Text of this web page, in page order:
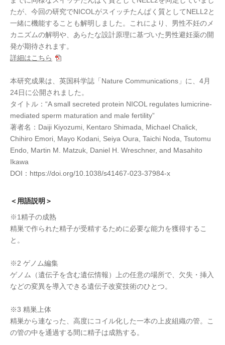
たが、今回の研究でNICOLがスイッチたんぱく質としてNELL2と
一緒に機能することも解明しました。これにより、男性不妊のメ
カニズムの解明や、あらたな設計原理に基づいた男性避妊薬の開
発が期待されます。
詳細はこちら
本研究成果は、英国科学誌「Nature Communications」に、4月
24日に公開されました。
タイトル：“A small secreted protein NICOL regulates lumicrine-
mediated sperm maturation and male fertility”
著者名：Daiji Kiyozumi, Kentaro Shimada, Michael Chalick,
Chihiro Emori, Mayo Kodani, Seiya Oura, Taichi Noda, Tsutomu
Endo, Martin M. Matzuk, Daniel H. Wreschner, and Masahito
Ikawa
DOI：https://doi.org/10.1038/s41467-023-37984-x
＜用語説明＞
※1精子の成熟
精巣で作られた精子が受精するために必要な能力を獲得するこ
と。
※2 ゲノム編集
ゲノム（遺伝子を含む遺伝情報）上の任意の場所で、欠失・挿入
などの変異を導入できる遺伝子改変技術のひとつ。
※3 精巣上体
精巣から連なった、高度にコイル化した一本の上皮組織の管。こ
の管の中を通過する間に精子は成熟する。